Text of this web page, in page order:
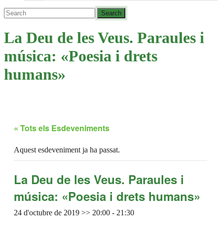
La Deu de les Veus. Paraules i
música: «Poesia i drets
humans»
« Tots els Esdeveniments
Aquest esdeveniment ja ha passat.
La Deu de les Veus. Paraules i
música: «Poesia i drets humans»
24 d'octubre de 2019 >> 20:00 - 21:30